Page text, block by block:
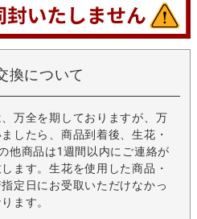
換について
万全を期しておりますが、万
したら、商品到着後、生花・
他商品は1週間以内にご連絡が
ます。生花を使用した商品・
定日にお受取いただけなかっ
ます。